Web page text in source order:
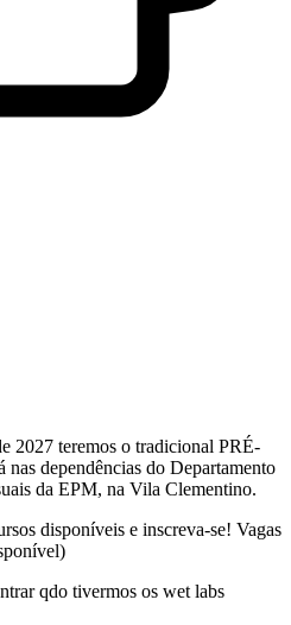
2027 teremos o tradicional PRÉ-
dependências do Departamento
da EPM, na Vila Clementino.
disponíveis e inscreva-se! Vagas
qdo tivermos os wet labs